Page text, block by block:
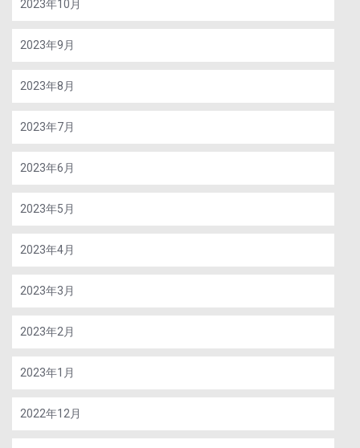
2023年10月
2023年9月
2023年8月
2023年7月
2023年6月
2023年5月
2023年4月
2023年3月
2023年2月
2023年1月
2022年12月